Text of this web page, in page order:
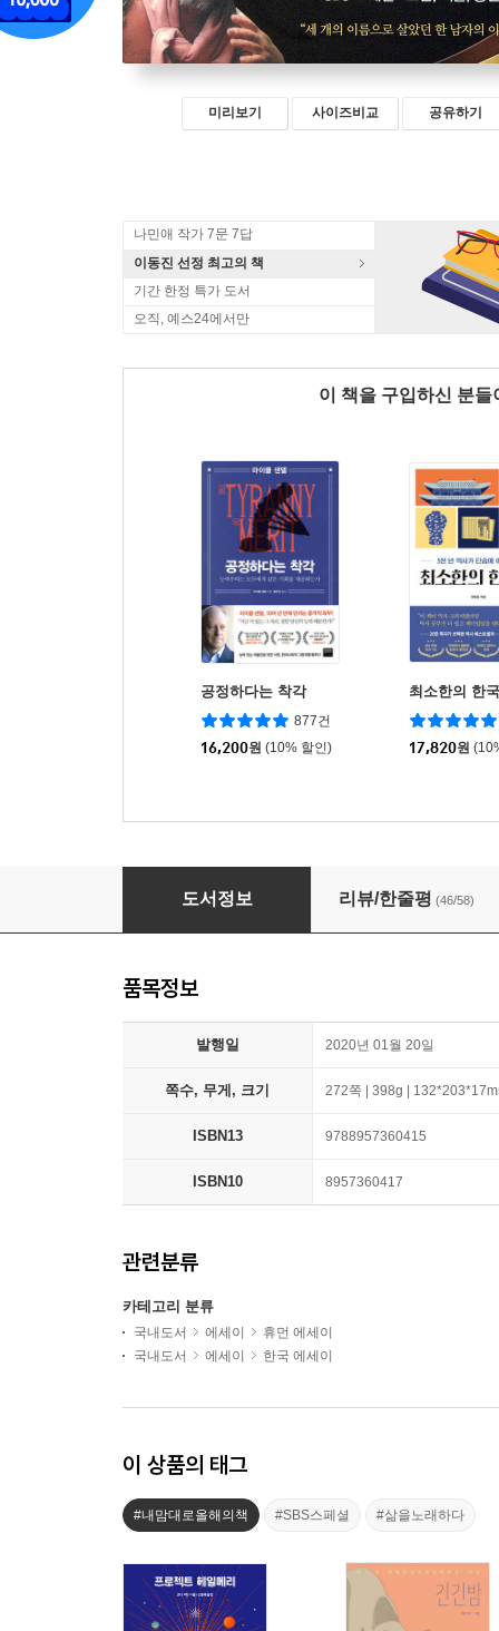
미리보기 사이즈비교 공유하기
나민애 작가 7문 7답
이동진 선정 최고의 책
기간 한정 특가 도서
오직, 예스24에서만
이 책을 구입하신 분
공정하다는 착각
877건
16,200원 (10% 할인)
최소한의 한
17,820원
요한, 씨돌, 용현
도서정보 리뷰/한줄평 (46/58)
품목정보
발행일 2020년 01월 20일
쪽수, 무게, 크기 272쪽 | 398g |
ISBN13 9788957360415
ISBN10 8957360417
관련분류
카테고리 분류
국내도서 에세이
휴먼 에세이
국내도서
에세이 한국 에세이
이 상품의 태그
#내맘대로올해의책 #SBS스페셜 #삶을노래하다